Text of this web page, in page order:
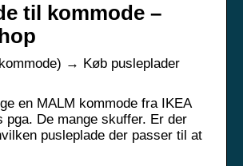
til kommode –
→ Køb pusleplader
en MALM kommode fra IKEA
pga. De mange skuffer. Er der
pusleplade der passer til at